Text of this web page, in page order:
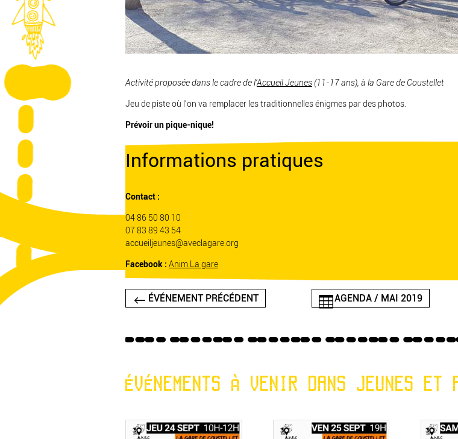
Activité proposée dans le cadre de l’Accueil Jeunes(11-17 ans), à la Gare de Coustellet
Jeu de piste où l’on va remplacer les traditionnelles énigmes par des photos.
Prévoir un pique-nique!
Informations pratiques
Contact :
04 86 50 80 10
07 83 89 43 54
accueiljeunes@aveclagare.org
Facebook : Anim La gare
ÉVÉNEMENT PRÉCÉDENT AGENDA / MAI 2019
ÉVÉNEMENTS À VENIR DANS JEUNES ET